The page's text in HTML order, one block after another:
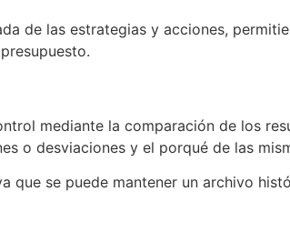
de las estrategias y acciones,
mediante la comparación de los
o desviaciones y el porqué de las
que se puede mantener un archivo